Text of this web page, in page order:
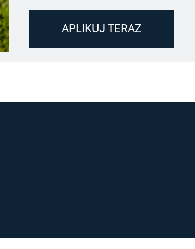
APLIKUJ TERAZ